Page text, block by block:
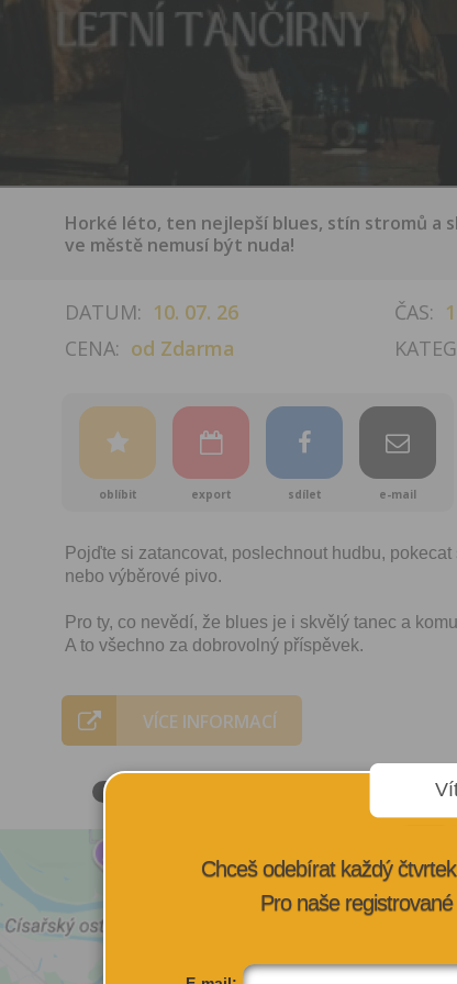
Horké léto, ten nejlepší blues, stín stromů a
ve městě nemusí být nuda!
DATUM: 10. 07. 26
CENA: od Zdarma
ČAS:
oblíbit export sdílet e-mail
Pojďte si zatancovat, poslechnout hudbu,
nebo výběrové pivo.
Pro ty, co nevědí, že blues je i skvělý tanec a
A to všechno za dobrovolný příspěvek.
VÍCE INFORMACÍ
Chceš odebírat každý
Pro naše